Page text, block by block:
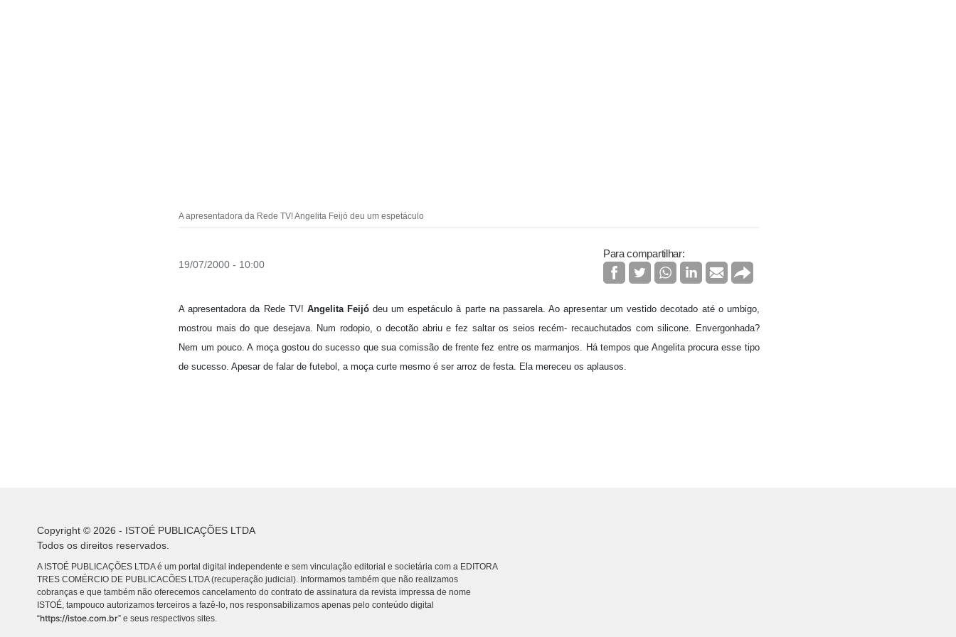
A apresentadora da Rede TV! Angelita Feijó deu um espetáculo
19/07/2000 - 10:00
Para compartilhar:
A apresentadora da Rede TV! Angelita Feijódeu um espetáculo à parte na passarela. Ao apresentar um vestido decotado até o umbigo,
mostrou mais do que desejava. Num rodopio, o decotão abriu e fez saltar os seios recém- recauchutados com silicone. Envergonhada?
Nem um pouco. A moça gostou do sucesso que sua comissão de frente fez entre os marmanjos. Há tempos que Angelita procura esse tipo
de sucesso. Apesar de falar de futebol, a moça curte mesmo é ser arroz de festa. Ela mereceu os aplausos.
Copyright © 2026 - ISTOÉ PUBLICAÇÕES LTDA
Todos os direitos reservados.
A ISTOÉ PUBLICAÇÕES LTDA é um portal digital independente e sem vinculação editorial e societária com a EDITORA
TRES COMÉRCIO DE PUBLICACÕES LTDA (recuperação judicial). Informamos também que não realizamos
cobranças e que também não oferecemos cancelamento do contrato de assinatura da revista impressa de nome
ISTOÉ, tampouco autorizamos terceiros a fazê-lo, nos responsabilizamos apenas pelo conteúdo digital
“https://istoe.com.br” e seus respectivos sites.